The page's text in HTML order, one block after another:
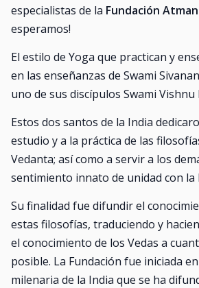
especialistas de la Fundación
esperamos!
El estilo de Yoga que practican y
en las enseñanzas de Swami
uno de sus discípulos Swami Vishnu
Estos dos santos de la India
estudio y a la práctica de las
Vedanta; así como a servir a los
sentimiento innato de unidad con la
Su finalidad fue difundir el
estas filosofías, traduciendo y
el conocimiento de los Vedas a
posible. La Fundación fue iniciada
milenaria de la India que se ha